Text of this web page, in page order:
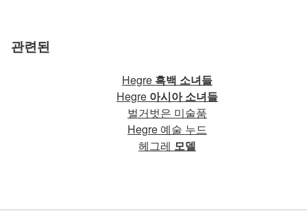
관련된
Hegre 흑백 소녀들
Hegre 아시아 소녀들
벌거벗은 미술품
Hegre 예술 누드
헤그레 모델